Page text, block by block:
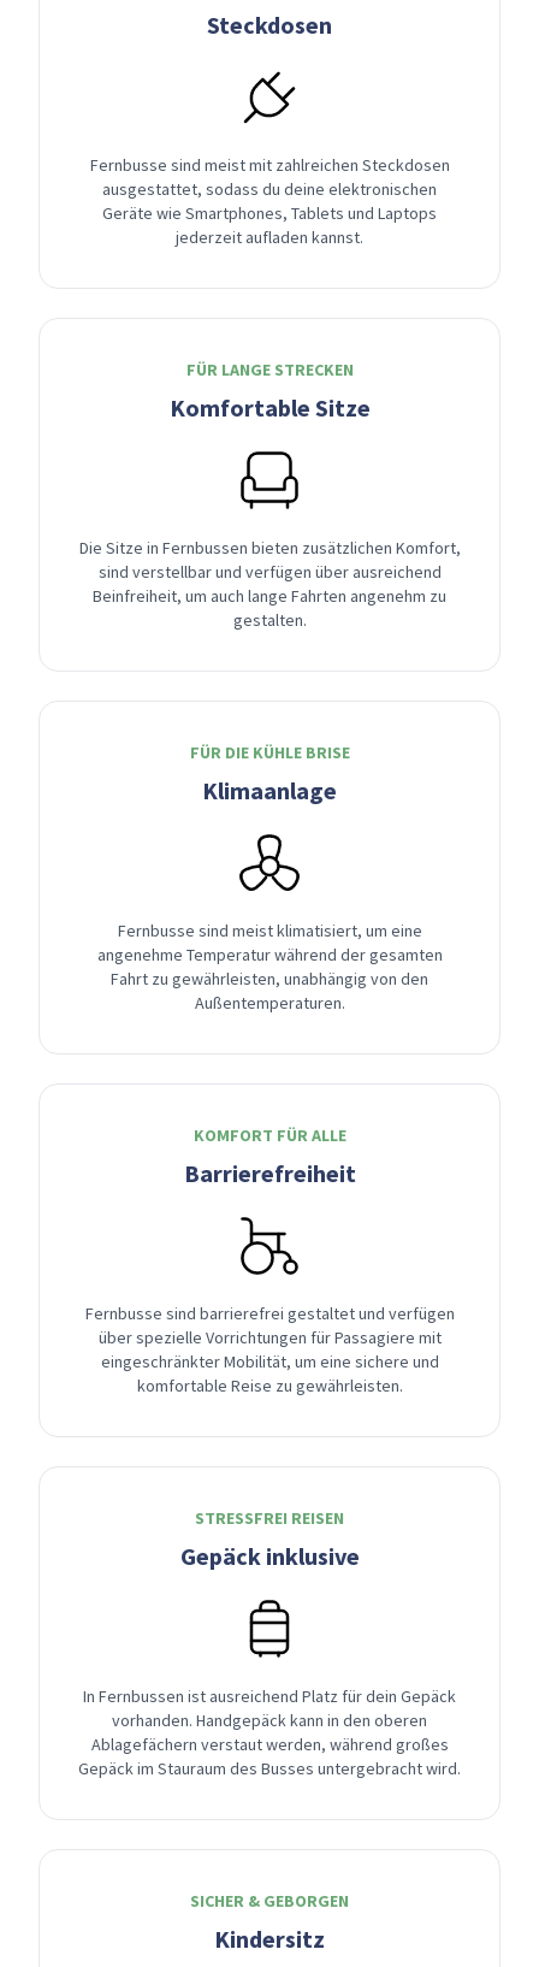
Steckdosen
Fernbusse sind meist mit zahlreichen Steckdosen
ausgestattet, sodass du deine elektronischen
Geräte wie Smartphones, Tablets und Laptops
jederzeit aufladen kannst.
FÜR LANGE STRECKEN
Komfortable Sitze
Die Sitze in Fernbussen bieten zusätzlichen Komfort,
sind verstellbar und verfügen über ausreichend
Beinfreiheit, um auch lange Fahrten angenehm zu
gestalten.
FÜR DIE KÜHLE BRISE
Klimaanlage
Fernbusse sind meist klimatisiert, um eine
angenehme Temperatur während der gesamten
Fahrt zu gewährleisten, unabhängig von den
Außentemperaturen.
KOMFORT FÜR ALLE
Barrierefreiheit
Fernbusse sind barrierefrei gestaltet und verfügen
über spezielle Vorrichtungen für Passagiere mit
eingeschränkter Mobilität, um eine sichere und
komfortable Reise zu gewährleisten.
STRESSFREI REISEN
Gepäck inklusive
In Fernbussen ist ausreichend Platz für dein Gepäck
vorhanden. Handgepäck kann in den oberen
Ablagefächern verstaut werden, während großes
Gepäck im Stauraum des Busses untergebracht wird.
SICHER & GEBORGEN
Kindersitz